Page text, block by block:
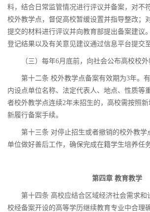
料，结合日常监管情况进行评议并备案，对不
校外教学点，督促高校暂缓设置并指导整改；
提交的材料进行评议并向教育部提出备案建议
登记结果以及有关意见建议通过信息平台提交
（三）每年6月底前，向社会公布高校校外
第十二条 校外教学点备案有效期为3年。
内设点单位名称、法定代表人、地点、性质等
者校外教学点连续2年未招生的，高校需按照
新履行备案手续。
第十三条 对停止招生或者撤销的校外教学
单位做好善后工作，确保完成在籍学生培养任务
第四章 教育教学
第十四条 高校应结合区域经济社会需求和
校经备案开设的高等学历继续教育专业中合理